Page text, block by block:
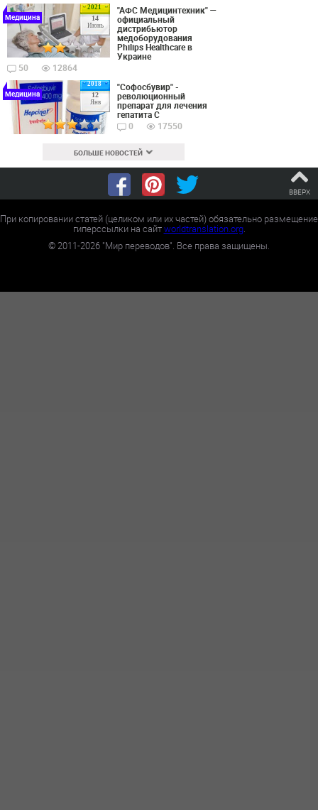
2021
14
Июнь
Медицина
"АФС Медицинтехник" —
официальный
дистрибьютор
медоборудования
Philips Healthcare в
Украине
50
12864
2018
12
Янв
Медицина
"Софосбувир" -
революционный
препарат для лечения
гепатита С
0
17550
БОЛЬШЕ НОВОСТЕЙ
ВВЕРХ
При копировании статей (целиком или их частей) обязательно размещение
гиперссылки на сайтworldtranslation.org.
©2011-2026 "Мир переводов". Все права защищены.